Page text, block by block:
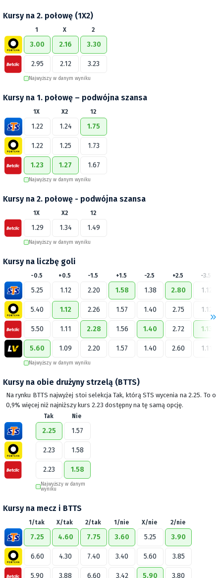
Kursy na 2. połowę (1X2)
1 X 2
3.00 2.16 3.30
2.95 2.12 3.23
Najwyższy w danym wyniku
Kursy na 1. połowę – podwójna szansa
1X X2 12
1.22 1.24 1.75
1.22 1.25 1.73
1.23 1.27 1.67
Najwyższy w danym wyniku
Kursy na 2. połowę - podwójna szansa
1X X2 12
1.29 1.34 1.49
Najwyższy w danym wyniku
Kursy na liczbę goli
-0.5 +0.5 -1.5 +1.5 -2.5 +2.5 -3.5
5.25 1.12 2.20 1.58 1.38 2.80 1.12
5.40 1.12 2.26 1.57 1.40 2.75 1.12
5.50 1.11 2.28 1.56 1.40 2.72 1.13
5.60 1.09 2.20 1.57 1.40 2.60 1.11
Najwyższy w danym wyniku
Kursy na obie drużyny strzelą (BTTS)
Na rynku BTTS najwyżej stoi selekcja Tak, którą STS wycenia na 2.25. To o
0,9% więcej niż najniższy kurs 2.23 dostępny na tę samą opcję.
Tak Nie
2.25 1.57
2.23 1.58
2.23 1.58
Najwyższy w danym
wyniku
Kursy na mecz i BTTS
1/tak X/tak 2/tak 1/nie X/nie 2/nie
7.25 4.60 7.75 3.60 5.25 3.90
6.60 4.30 7.40 3.40 5.60 3.85
5.90 3.88 6.60 3.42 5.90 3.80